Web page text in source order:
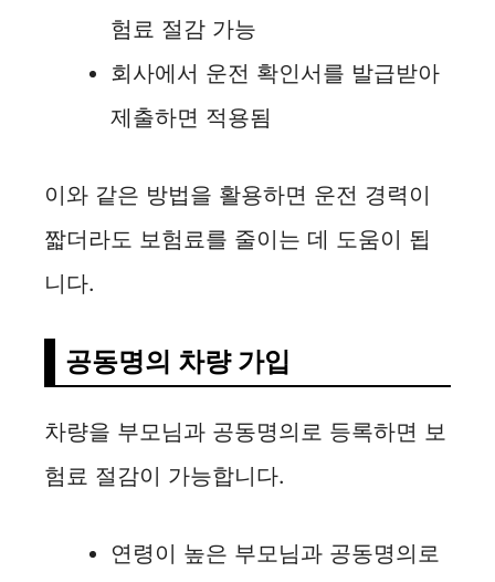
험료 절감 가능
회사에서 운전 확인서를 발급받아
제출하면 적용됨
이와 같은 방법을 활용하면 운전 경력이
짧더라도 보험료를 줄이는 데 도움이 됩
니다.
공동명의 차량 가입
차량을 부모님과 공동명의로 등록하면 보
험료 절감이 가능합니다.
연령이 높은 부모님과 공동명의로